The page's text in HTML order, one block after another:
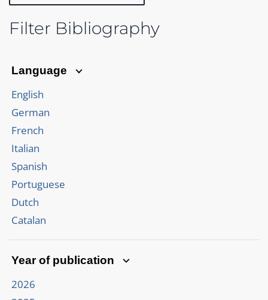
Filter Bibliography
Language
English
German
French
Italian
Spanish
Portuguese
Dutch
Catalan
Year of publication
2026